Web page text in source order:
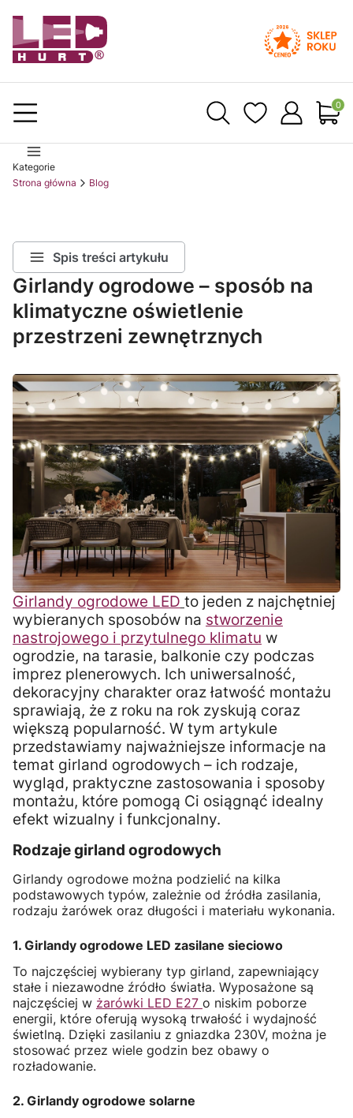
Kategorie
Strona główna
Blog
Spis treści artykułu
Girlandy ogrodowe – sposób na
klimatyczne oświetlenie
przestrzeni zewnętrznych
Girlandy ogrodowe LED to jeden z najchętniej
wybieranych sposobów na stworzenie
nastrojowego i przytulnego klimatu w
ogrodzie, na tarasie, balkonie czy podczas
imprez plenerowych. Ich uniwersalność,
dekoracyjny charakter oraz łatwość montażu
sprawiają, że z roku na rok zyskują coraz
większą popularność. W tym artykule
przedstawiamy najważniejsze informacje na
temat girland ogrodowych – ich rodzaje,
wygląd, praktyczne zastosowania i sposoby
montażu, które pomogą Ci osiągnąć idealny
efekt wizualny i funkcjonalny.
Rodzaje girland ogrodowych
Girlandy ogrodowe można podzielić na kilka
podstawowych typów, zależnie od źródła zasilania,
rodzaju żarówek oraz długości i materiału wykonania.
1. Girlandy ogrodowe LED zasilane sieciowo
To najczęściej wybierany typ girland, zapewniający
stałe i niezawodne źródło światła. Wyposażone są
najczęściej w żarówki LED E27 o niskim poborze
energii, które oferują wysoką trwałość i wydajność
świetlną. Dzięki zasilaniu z gniazdka 230V, można je
stosować przez wiele godzin bez obawy o
rozładowanie.
2. Girlandy ogrodowe solarne